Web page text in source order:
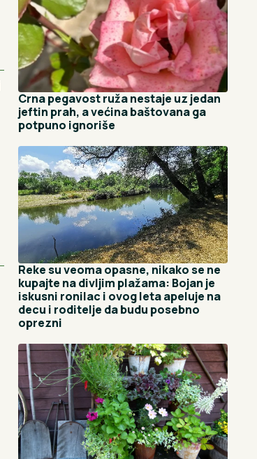
Crna pegavost ruža nestaje uz jedan
jeftin prah, a većina baštovana ga
potpuno ignoriše
Reke su veoma opasne, nikako se ne
kupajte na divljim plažama: Bojan je
iskusni ronilac i ovog leta apeluje na
decu i roditelje da budu posebno
oprezni